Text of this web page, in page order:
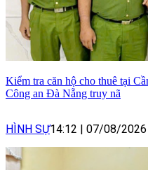
Kiểm tra căn hộ cho thuê tại
Công an Đà Nẵng truy nã
HÌNH SỰ14:12 | 07/08/2026